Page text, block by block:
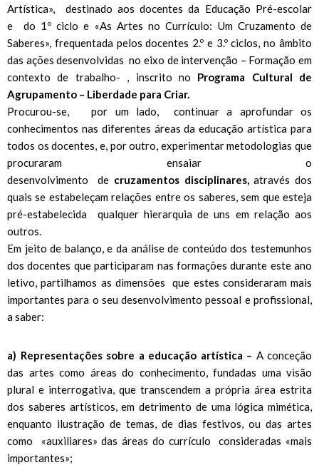
Artística», destinado aos docentes da Educação Pré-escolar
e do 1º ciclo e «As Artes no Currículo: Um Cruzamento de
Saberes», frequentada pelos docentes 2.º e 3.º ciclos, no âmbito
das ações desenvolvidas no eixo de intervenção – Formação em
contexto de trabalho- , inscrito no Programa Cultural de
Agrupamento – Liberdade para Criar.
Procurou-se, por um lado, continuar a aprofundar os
conhecimentos nas diferentes áreas da educação artística para
todos os docentes, e, por outro, experimentar metodologias que
procuraram ensaiar o
desenvolvimento de cruzamentos disciplinares,através dos
quais se estabeleçam relações entre os saberes, sem que esteja
pré-estabelecida qualquer hierarquia de uns em relação aos
outros.
Em jeito de balanço, e da análise de conteúdo dos testemunhos
dos docentes que participaram nas formações durante este ano
letivo, partilhamos as dimensões que estes consideraram mais
importantes para o seu desenvolvimento pessoal e profissional,
a saber:
a) Representações sobre a educação artística – A conceção
das artes como áreas do conhecimento, fundadas uma visão
plural e interrogativa, que transcendem a própria área estrita
dos saberes artísticos, em detrimento de uma lógica mimética,
enquanto ilustração de temas, de dias festivos, ou das artes
como «auxiliares» das áreas do currículo consideradas «mais
importantes»;